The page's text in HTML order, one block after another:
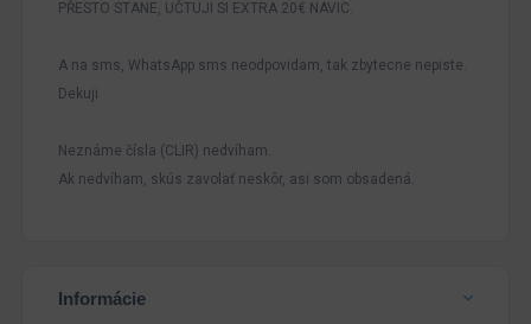
PŘESTO STANE, UČTUJI SI EXTRA 20€ NAVIC.
A na sms, WhatsApp sms neodpovidam, tak zbytecne nepiste.
Dekuji
Neznáme čísla (CLIR) nedvíham.
Ak nedvíham, skús zavolať neskôr, asi som obsadená.
Informácie